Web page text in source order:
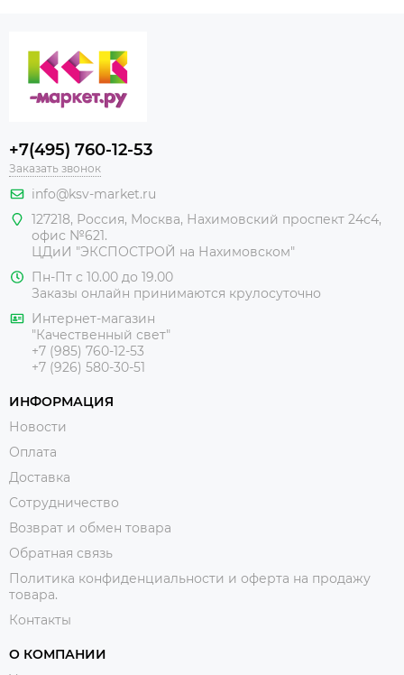
+7(495) 760-12-53
Заказать звонок
info@ksv-market.ru
127218, Россия, Москва, Нахимовский проспект 24с4,
офис №621.
ЦДиИ "ЭКСПОСТРОЙ на Нахимовском"
Пн-Пт с 10.00 до 19.00
Заказы онлайн принимаются крулосуточно
Интернет-магазин
"Качественный свет"
+7 (985) 760-12-53
+7 (926) 580-30-51
ИНФОРМАЦИЯ
Новости
Оплата
Доставка
Сотрудничество
Возврат и обмен товара
Обратная связь
Политика конфиденциальности и оферта на продажу
товара.
Контакты
О КОМПАНИИ